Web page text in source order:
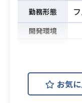
勤務形態
開発環境
業務内容 お気